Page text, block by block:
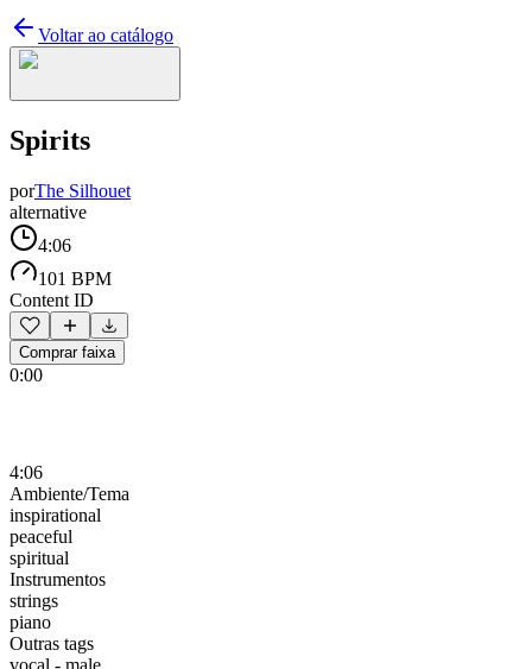
Voltar ao catálogo
Spirits
porThe Silhouet
alternative
4:06
101 BPM
Content ID
Comprar faixa
0:00
4:06
Ambiente/Tema
inspirational
peaceful
spiritual
Instrumentos
strings
piano
Outras tags
vocal - male